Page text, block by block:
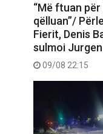
“Më ftuan
qëlluan”/
Fierit, Denis
sulmoi
09/08 22:15